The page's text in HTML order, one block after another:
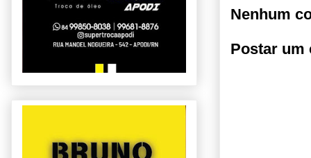
Nenhum
Postar um